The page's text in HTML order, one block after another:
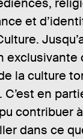
et
exclusivante
la culture
en
contribuer
dans ce